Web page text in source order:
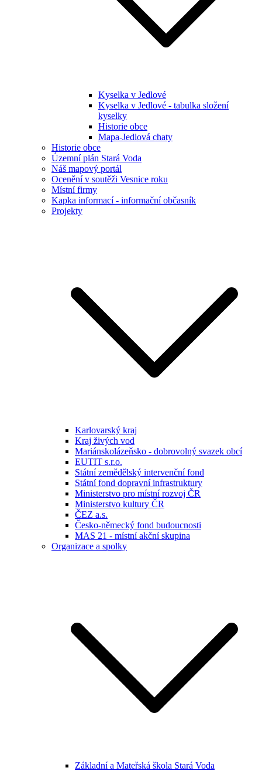
Kyselka v Jedlové
Kyselka v Jedlové - tabulka složení
kyselky
Historie obce
Mapa-Jedlová chaty
Historie obce
Územní plán Stará Voda
Náš mapový portál
Ocenění v soutěži Vesnice roku
Místní firmy
Kapka informací - informační občasník
Projekty
Karlovarský kraj
Kraj živých vod
Mariánskolázeňsko - dobrovolný svazek obcí
EUTIT s.r.o.
Státní zemědělský intervenční fond
Státní fond dopravní infrastruktury
Ministerstvo pro místní rozvoj ČR
Ministerstvo kultury ČR
ČEZ a.s.
Česko-německý fond budoucnosti
MAS 21 - místní akční skupina
Organizace a spolky
Základní a Mateřská škola Stará Voda